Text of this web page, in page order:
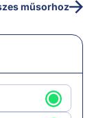
műsorhoz